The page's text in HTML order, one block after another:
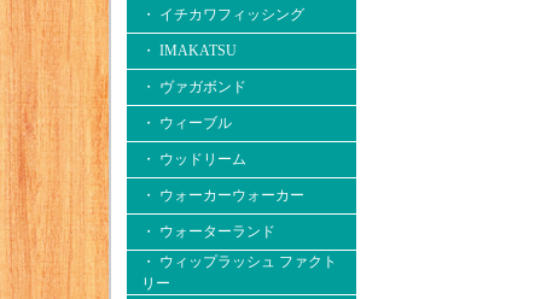
・ イチカワフィッシング
・ IMAKATSU
・ ヴァガボンド
・ ウィーブル
・ ウッドリーム
・ ウォーカーウォーカー
・ ウォーターランド
・ ウィップラッシュ ファクト
リー